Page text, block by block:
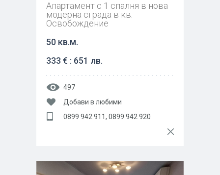
Апартамент с 1 спалня в нова
модерна сграда в кв.
Освобождение
50 кв.м.
333 € : 651 лв.
497
Добави в любими
0899 942 911, 0899 942 920